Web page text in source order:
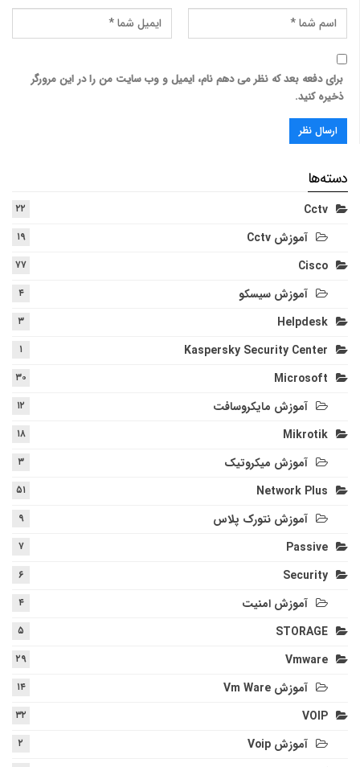
برای دفعه بعد که نظر می دهم نام، ایمیل و وب سایت من را در این مرورگر
ذخیره کنید.
دسته‌ها
Cctv ۲۲
آموزش Cctv ۱۹
Cisco ۷۷
آموزش سیسکو ۴
Helpdesk ۳
Kaspersky Security Center ۱
Microsoft ۳۰
آموزش مایکروسافت ۱۲
Mikrotik ۱۸
آموزش میکروتیک ۳
Network Plus ۵۱
آموزش نتورک پلاس ۹
Passive ۷
Security ۶
آموزش امنیت ۴
STORAGE ۵
Vmware ۲۹
آموزش Vm Ware ۱۴
VOIP ۳۲
آموزش Voip ۲